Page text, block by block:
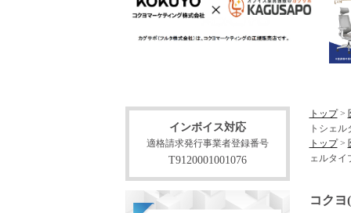
トップ>
トシェ
トップ>
ェルタイ
コク
インボイス対応
適格請求発行事業者登録番号
T9120001001076